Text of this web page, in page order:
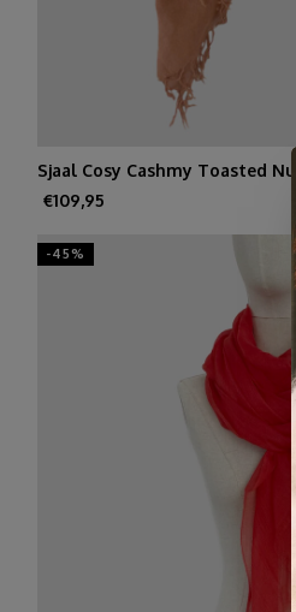
Sjaal Cosy Cashmy Toasted Nut
€109,95
-45%